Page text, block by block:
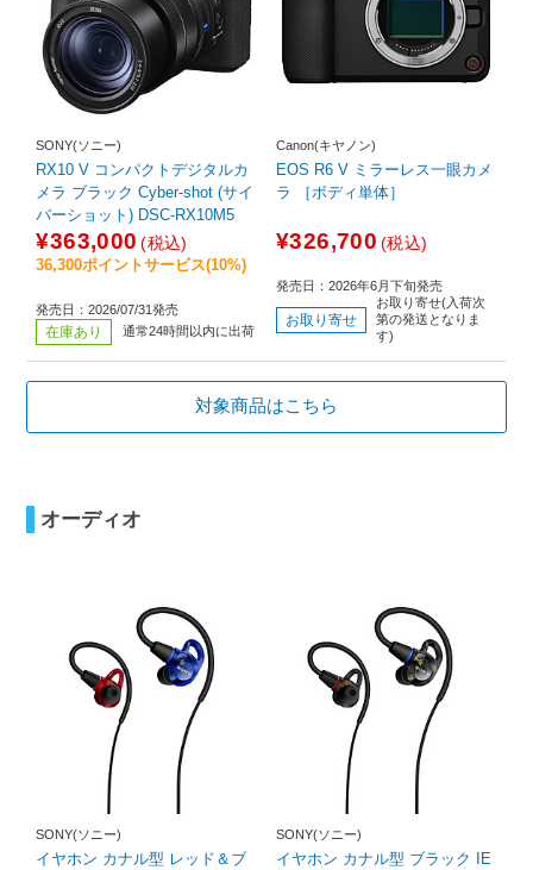
SONY(ソニー)
RX10 V コンパクトデジタルカ
メラ ブラック Cyber-shot (サイ
バーショット) DSC-RX10M5
¥363,000 (税込)
36,300ポイントサービス(10%)
発売日：2026/07/31発売
在庫あり 通常24時間以内に出荷
Canon(キヤノン)
EOS R6 V ミラーレス一眼カメ
ラ ［ボディ単体］
¥326,700 (税込)
発売日：2026年6月下旬発売
お取り寄せ
お取り寄せ(入荷次
第の発送となりま
す)
対象商品はこちら
オーディオ
SONY(ソニー)
イヤホン カナル型 レッド＆ブ
SONY(ソニー)
イヤホン カナル型 ブラック IE